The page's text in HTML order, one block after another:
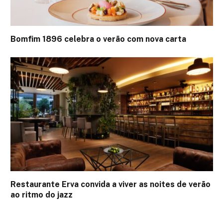
Bomfim 1896 celebra o verão com nova carta
Restaurante Erva convida a viver as noites de verão
ao ritmo do jazz